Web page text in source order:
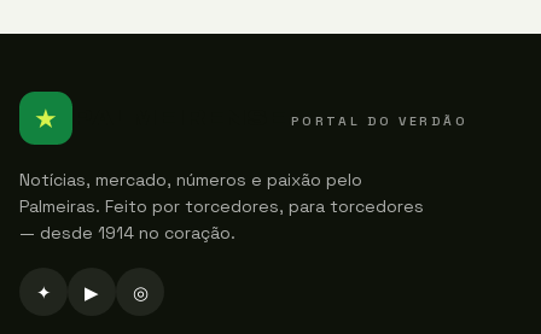
★ PORTAL DO VERDÃO
Notícias, mercado, números e paixão pelo
Palmeiras. Feito por torcedores, para torcedores
— desde 1914 no coração.
✦ ▶ ◎